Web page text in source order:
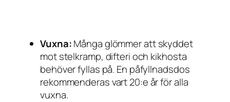
Vuxna:Många glömmer att skyddet
mot stelkramp, difteri och kikhosta
behöver fyllas på. En påfyllnadsdos
rekommenderas vart 20:e år för alla
vuxna.